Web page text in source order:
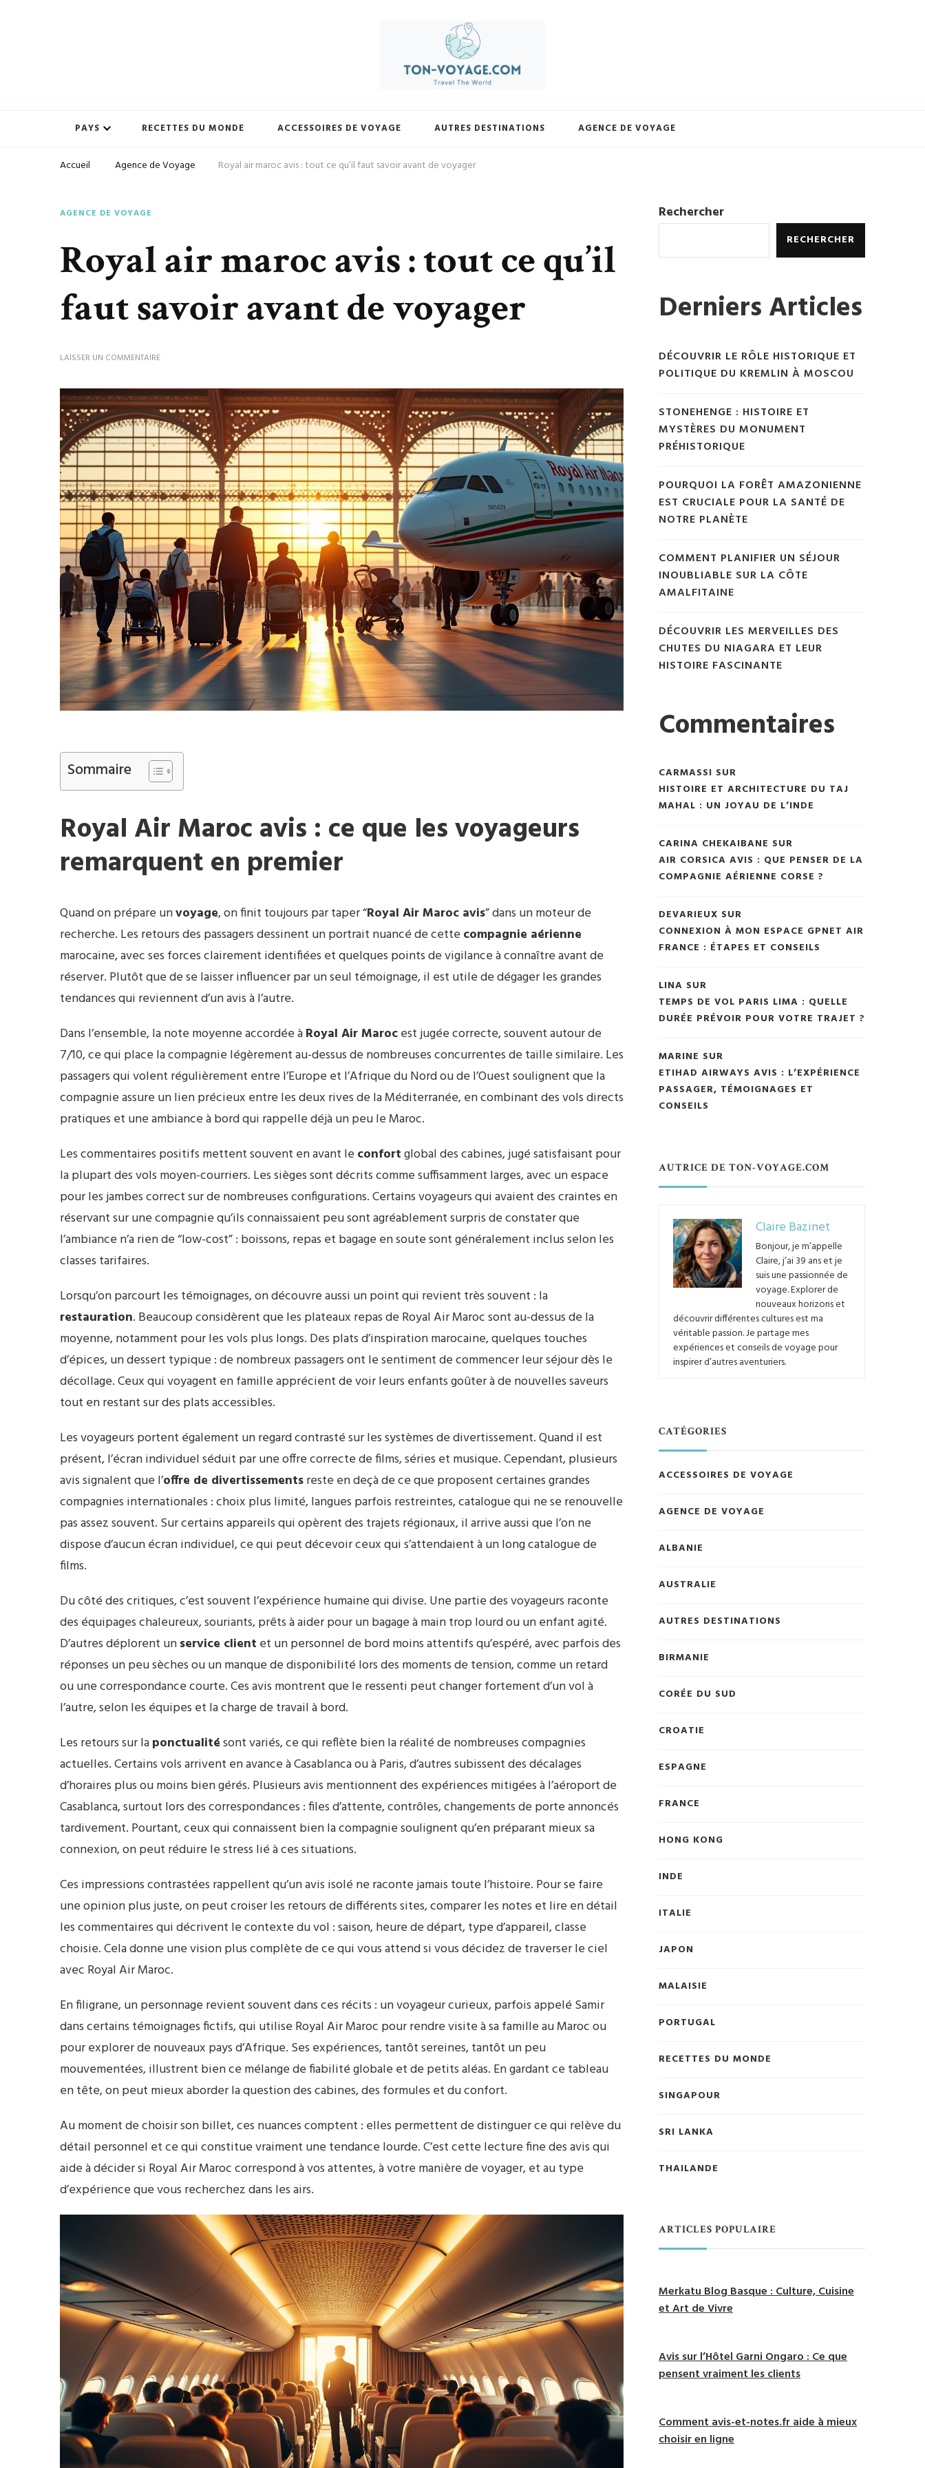
PAYS RECETTES DU MONDE ACCESSOIRES DE VOYAGE AUTRES DESTINATIONS AGENCE DE VOYAGE
Accueil Agence de Voyage Royal air maroc avis : tout ce qu’il faut savoir avant de voyager
AGENCE DE VOYAGE
Royal air maroc avis : tout ce qu’il
faut savoir avant de voyager
LAISSER UN COMMENTAIRESUR
MAROC
AVIS
:
TOUT
CE
QU’IL
FAUT
AVANT
DE
VOYAGER
Sommaire
Royal Air Maroc avis : ce que les voyageurs
remarquent en premier
Quand on prépare unvoyage, on finit toujours par taper “Royal Air Maroc avis” dans un moteur de
recherche. Les retours des passagers dessinent un portrait nuancé de cette compagnie aérienne
marocaine, avec ses forces clairement identifiées et quelques points de vigilance à connaître avant de
réserver. Plutôt que de se laisser influencer par un seul témoignage, il est utile de dégager les grandes
tendances qui reviennent d’un avis à l’autre.
Dans l’ensemble, la note moyenne accordée àRoyal Air Marocest jugée correcte, souvent autour de
7/10, ce qui place la compagnie légèrement au-dessus de nombreuses concurrentes de taille similaire. Les
passagers qui volent régulièrement entre l’Europe et l’Afrique du Nord ou de l’Ouest soulignent que la
compagnie assure un lien précieux entre les deux rives de la Méditerranée, en combinant des vols directs
pratiques et une ambiance à bord qui rappelle déjà un peu le Maroc.
Les commentaires positifs mettent souvent en avant le confortglobal des cabines, jugé satisfaisant pour
la plupart des vols moyen-courriers. Les sièges sont décrits comme suffisamment larges, avec un espace
pour les jambes correct sur de nombreuses configurations. Certains voyageurs qui avaient des craintes en
réservant sur une compagnie qu’ils connaissaient peu sont agréablement surpris de constater que
l’ambiance n’a rien de “low-cost” : boissons, repas et bagage en soute sont généralement inclus selon les
classes tarifaires.
Lorsqu’on parcourt les témoignages, on découvre aussi un point qui revient très souvent : la
restauration. Beaucoup considèrent que les plateaux repas de Royal Air Maroc sont au-dessus de la
moyenne, notamment pour les vols plus longs. Des plats d’inspiration marocaine, quelques touches
d’épices, un dessert typique : de nombreux passagers ont le sentiment de commencer leur séjour dès le
décollage. Ceux qui voyagent en famille apprécient de voir leurs enfants goûter à de nouvelles saveurs
tout en restant sur des plats accessibles.
Les voyageurs portent également un regard contrasté sur les systèmes de divertissement. Quand il est
présent, l’écran individuel séduit par une offre correcte de films, séries et musique. Cependant, plusieurs
avis signalent que l’offre de divertissementsreste en deçà de ce que proposent certaines grandes
compagnies internationales : choix plus limité, langues parfois restreintes, catalogue qui ne se renouvelle
pas assez souvent. Sur certains appareils qui opèrent des trajets régionaux, il arrive aussi que l’on ne
dispose d’aucun écran individuel, ce qui peut décevoir ceux qui s’attendaient à un long catalogue de
films.
Du côté des critiques, c’est souvent l’expérience humaine qui divise. Une partie des voyageurs raconte
des équipages chaleureux, souriants, prêts à aider pour un bagage à main trop lourd ou un enfant agité.
D’autres déplorent unservice client et un personnel de bord moins attentifs qu’espéré, avec parfois des
réponses un peu sèches ou un manque de disponibilité lors des moments de tension, comme un retard
ou une correspondance courte. Ces avis montrent que le ressenti peut changer fortement d’un vol à
l’autre, selon les équipes et la charge de travail à bord.
Les retours sur laponctualitésont variés, ce qui reflète bien la réalité de nombreuses compagnies
actuelles. Certains vols arrivent en avance à Casablanca ou à Paris, d’autres subissent des décalages
d’horaires plus ou moins bien gérés. Plusieurs avis mentionnent des expériences mitigées à l’aéroport de
Casablanca, surtout lors des correspondances : files d’attente, contrôles, changements de porte annoncés
tardivement. Pourtant, ceux qui connaissent bien la compagnie soulignent qu’en préparant mieux sa
connexion, on peut réduire le stress lié à ces situations.
Ces impressions contrastées rappellent qu’un avis isolé ne raconte jamais toute l’histoire. Pour se faire
une opinion plus juste, on peut croiser les retours de différents sites, comparer les notes et lire en détail
les commentaires qui décrivent le contexte du vol : saison, heure de départ, type d’appareil, classe
choisie. Cela donne une vision plus complète de ce qui vous attend si vous décidez de traverser le ciel
avec Royal Air Maroc.
En filigrane, un personnage revient souvent dans ces récits : un voyageur curieux, parfois appelé Samir
dans certains témoignages fictifs, qui utilise Royal Air Maroc pour rendre visite à sa famille au Maroc ou
pour explorer de nouveaux pays d’Afrique. Ses expériences, tantôt sereines, tantôt un peu
mouvementées, illustrent bien ce mélange de fiabilité globale et de petits aléas. En gardant ce tableau
en tête, on peut mieux aborder la question des cabines, des formules et du confort.
Au moment de choisir son billet, ces nuances comptent : elles permettent de distinguer ce qui relève du
détail personnel et ce qui constitue vraiment une tendance lourde. C’est cette lecture fine des avis qui
aide à décider si Royal Air Maroc correspond à vos attentes, à votre manière de voyager, et au type
d’expérience que vous recherchez dans les airs.
Rechercher
RECHERCHER
Derniers Articles
DÉCOUVRIR LE RÔLE HISTORIQUE ET
POLITIQUE DU KREMLIN À MOSCOU
STONEHENGE : HISTOIRE ET
MYSTÈRES DU MONUMENT
PRÉHISTORIQUE
POURQUOI LA FORÊT AMAZONIENNE
EST CRUCIALE POUR LA SANTÉ DE
NOTRE PLANÈTE
COMMENT PLANIFIER UN SÉJOUR
INOUBLIABLE SUR LA CÔTE
AMALFITAINE
DÉCOUVRIR LES MERVEILLES DES
CHUTES DU NIAGARA ET LEUR
HISTOIRE FASCINANTE
Commentaires
CARMASSI SUR
HISTOIRE ET ARCHITECTURE DU TAJ
MAHAL : UN JOYAU DE L’INDE
CARINA CHEKAIBANE SUR
AIR CORSICA AVIS : QUE PENSER DE LA
COMPAGNIE AÉRIENNE CORSE ?
DEVARIEUX SUR
CONNEXION À MON ESPACE GPNET AIR
FRANCE : ÉTAPES ET CONSEILS
LINA SUR
TEMPS DE VOL PARIS LIMA : QUELLE
DURÉE PRÉVOIR POUR VOTRE TRAJET ?
MARINE SUR
ETIHAD AIRWAYS AVIS : L’EXPÉRIENCE
PASSAGER, TÉMOIGNAGES ET
CONSEILS
AUTRICE DE TON-VOYAGE.COM
Claire Bazinet
Bonjour, je m’appelle
Claire, j’ai 39 ans et je
suis une passionnée de
voyage. Explorer de
nouveaux horizons et
découvrir différentes cultures est ma
véritable passion. Je partage mes
expériences et conseils de voyage pour
inspirer d’autres aventuriers.
CATÉGORIES
ACCESSOIRES DE VOYAGE
AGENCE DE VOYAGE
ALBANIE
AUSTRALIE
AUTRES DESTINATIONS
BIRMANIE
CORÉE DU SUD
CROATIE
ESPAGNE
FRANCE
HONG KONG
INDE
ITALIE
JAPON
MALAISIE
PORTUGAL
RECETTES DU MONDE
SINGAPOUR
SRI LANKA
THAILANDE
ARTICLES POPULAIRE
Merkatu Blog Basque : Culture, Cuisine
et Art de Vivre
Avis sur l’Hôtel Garni Ongaro : Ce que
pensent vraiment les clients
Comment avis-et-notes.fr aide à mieux
choisir en ligne